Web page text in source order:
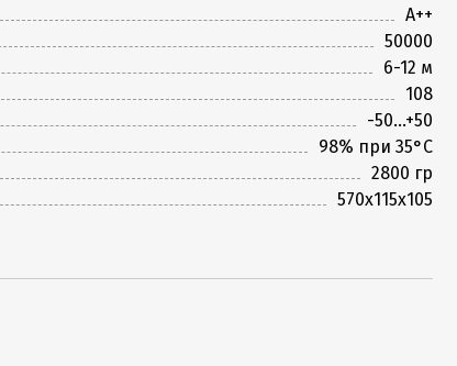
A++
50000
6-12 м
108
-50...+50
98% при 35°С
2800 гр
570х115х105